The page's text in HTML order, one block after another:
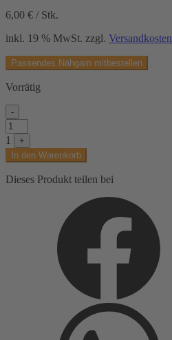
6,00 € / Stk.
inkl. 19 % MwSt. zzgl. Versandkosten
Passendes Nähgarn mitbestellen
Vorrätig
-
Samtstoff,
blautöne,
rosatöne,
beigetöne,
Tiermotive,
Panneau
1
+
In den Warenkorb
Dieses Produkt teilen bei